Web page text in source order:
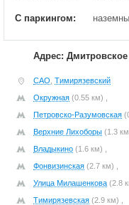
С паркингом:
Адрес:
САО Тимирязевский
Окружная (0.55 км) ,
Петровско-Разумовская
Верхние Лихоборы (1.3
Владыкино (1.6 км) ,
Фонвизинская (2.7 км) ,
Улица Милашенкова (2.8
Тимирязевская (2.9 км) ,